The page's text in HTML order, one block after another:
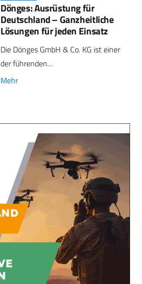
Dönges: Ausrüstung für
Deutschland – Ganzheitliche
Lösungen für jeden Einsatz
Die Dönges GmbH & Co. KG ist einer
der führenden…
Mehr